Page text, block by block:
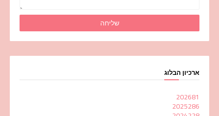
ארכיון הבלוג
202681
2025286